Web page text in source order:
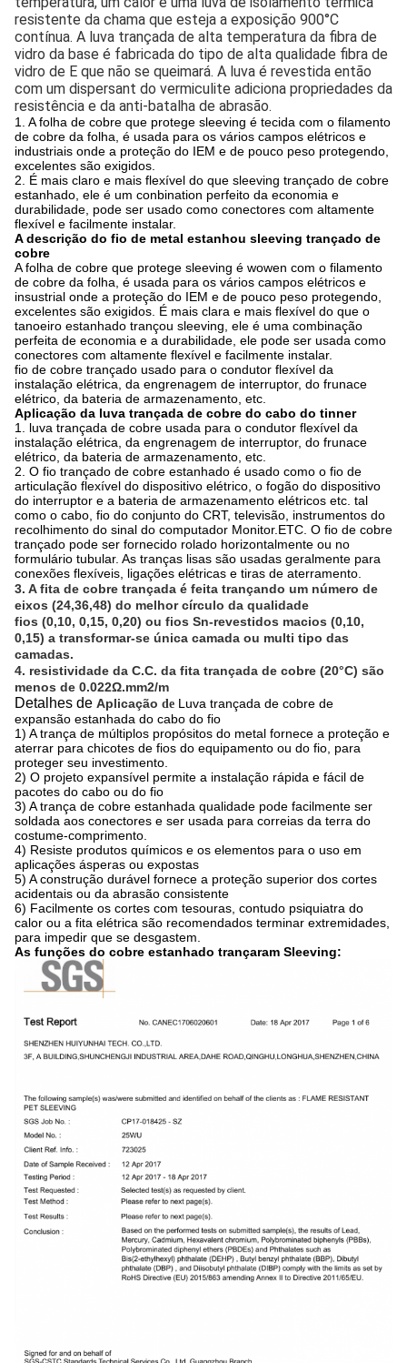
resistente da chama que esteja a exposição 900°C
contínua. A luva trançada de alta temperatura da fibra de
vidro da base é fabricada do tipo de alta qualidade fibra de
vidro de E que não se queimará. A luva é revestida então
com um dispersant do vermiculite adiciona propriedades da
resistência e da anti-batalha de abrasão.
1. A folha de cobre que protege sleeving é tecida com o filamento
de cobre da folha, é usada para os vários campos elétricos e
industriais onde a proteção do IEM e de pouco peso protegendo,
excelentes são exigidos.
2. É mais claro e mais flexível do que sleeving trançado de cobre
estanhado, ele é um conbination perfeito da economia e
durabilidade, pode ser usado como conectores com altamente
flexível e facilmente instalar.
A descrição do fio de metal estanhou sleeving trançado de
cobre
A folha de cobre que protege sleeving é wowen com o filamento
de cobre da folha, é usada para os vários campos elétricos e
insustrial onde a proteção do IEM e de pouco peso protegendo,
excelentes são exigidos. É mais clara e mais flexível do que o
tanoeiro estanhado trançou sleeving, ele é uma combinação
perfeita de economia e a durabilidade, ele pode ser usada como
conectores com altamente flexível e facilmente instalar.
fio de cobre trançado usado para o condutor flexível da
instalação elétrica, da engrenagem de interruptor, do frunace
elétrico, da bateria de armazenamento, etc.
Aplicação da luva trançada de cobre do cabo do tinner
1. luva trançada de cobre usada para o condutor flexível da
instalação elétrica, da engrenagem de interruptor, do frunace
elétrico, da bateria de armazenamento, etc.
2. O fio trançado de cobre estanhado é usado como o fio de
articulação flexível do dispositivo elétrico, o fogão do dispositivo
do interruptor e a bateria de armazenamento elétricos etc. tal
como o cabo, fio do conjunto do CRT, televisão, instrumentos do
recolhimento do sinal do computador Monitor.ETC. O fio de cobre
trançado pode ser fornecido rolado horizontalmente ou no
formulário tubular. As tranças lisas são usadas geralmente para
conexões flexíveis, ligações elétricas e tiras de aterramento.
3. A fita de cobre trançada é feita trançando um número de
eixos (24,36,48) do melhor círculo da qualidade
fios (0,10, 0,15, 0,20) ou fios Sn-revestidos macios (0,10,
0,15) a transformar-se única camada ou multi tipo das
camadas.
4. resistividade da C.C. da fita trançada de cobre (20°C) são
menos de 0.022Ω.mm2/m
Detalhes de Aplicação de Luva trançada de cobre de
expansão estanhada do cabo do fio
1) A trança de múltiplos propósitos do metal fornece a proteção e
aterrar para chicotes de fios do equipamento ou do fio, para
proteger seu investimento.
2) O projeto expansível permite a instalação rápida e fácil de
pacotes do cabo ou do fio
3) A trança de cobre estanhada qualidade pode facilmente ser
soldada aos conectores e ser usada para correias da terra do
costume-comprimento.
4) Resiste produtos químicos e os elementos para o uso em
aplicações ásperas ou expostas
5) A construção durável fornece a proteção superior dos cortes
acidentais ou da abrasão consistente
6) Facilmente os cortes com tesouras, contudo psiquiatra do
calor ou a fita elétrica são recomendados terminar extremidades,
para impedir que se desgastem.
As funções do cobre estanhado trançaram Sleeving: